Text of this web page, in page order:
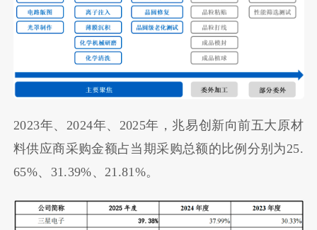
2023年、2024年、2025年，兆易创新向前五大原材
料供应商采购金额占当期采购总额的比例分别为25.
65%、31.39%、21.81%。